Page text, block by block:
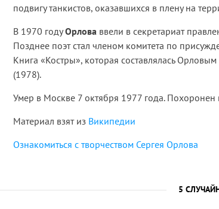
подвигу танкистов, оказавшихся в плену на
В 1970 годуОрлова ввели в секретариат
Позднее поэт стал членом комитета по
Книга «Костры», которая составлялась
(1978).
Умер в Москве 7 октября 1977 года.
Материал взят из Википедии
Ознакомиться с творчеством Сергея Орлова
5